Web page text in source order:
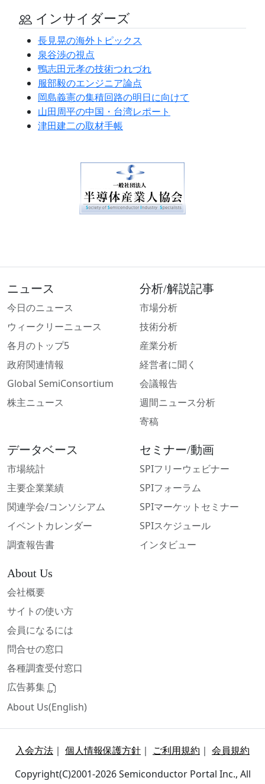
インサイダーズ
長見晃の海外トピックス
泉谷渉の視点
鴨志田元孝の技術つれづれ
服部毅のエンジニア論点
岡島義憲の集積回路の明日に向けて
山田周平の中国・台湾レポート
津田建二の取材手帳
ニュース
今日のニュース
ウィークリーニュース
各月のトップ5
政府関連情報
Global SemiConsortium
株主ニュース
分析/解説記事
市場分析
技術分析
産業分析
経営者に聞く
会議報告
週間ニュース分析
寄稿
データベース
市場統計
主要企業業績
関連学会/コンソシアム
イベントカレンダー
調査報告書
セミナー/動画
SPIフリーウェビナー
SPIフォーラム
SPIマーケットセミナー
SPIスケジュール
インタビュー
About Us
会社概要
サイトの使い方
会員になるには
問合せの窓口
各種調査受付窓口
広告募集
About Us(English)
入会方法 ｜ 個人情報保護方針 ｜ ご利用規約 ｜ 会員規約
Copyright(C)2001-2026 Semiconductor Portal Inc., All